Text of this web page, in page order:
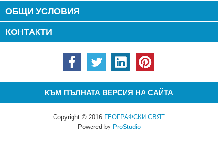
ОБЩИ УСЛОВИЯ
КОНТАКТИ
КЪМ ПЪЛНАТА ВЕРСИЯ НА САЙТА
Copyright © 2016 ГЕОГРАФСКИ СВЯТ
Powered by ProStudio